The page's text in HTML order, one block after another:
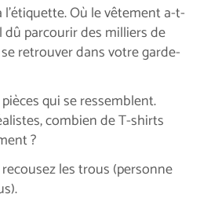
Où le vêtement a-t-
dû parcourir des milliers de
retrouver dans votre garde-
qui se ressemblent.
combien de T-shirts
?
les trous (personne